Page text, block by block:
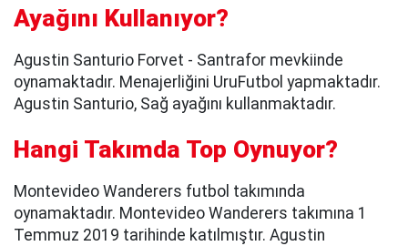
Ayağını Kullanıyor?
Agustin Santurio Forvet - Santrafor mevkiinde
oynamaktadır. Menajerliğini UruFutbol yapmaktadır.
Agustin Santurio, Sağ ayağını kullanmaktadır.
Hangi Takımda Top Oynuyor?
Montevideo Wanderers futbol takımında
oynamaktadır. Montevideo Wanderers takımına 1
Temmuz 2019 tarihinde katılmıştır. Agustin